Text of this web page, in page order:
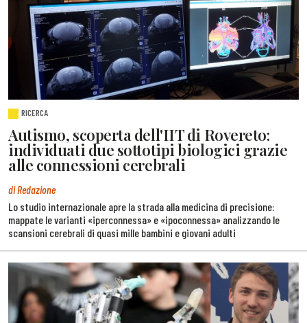
RICERCA
Autismo, scoperta dell'IIT di Rovereto:
individuati due sottotipi biologici grazie
alle connessioni cerebrali
di Redazione
Lo studio internazionale apre la strada alla medicina di precisione:
mappate le varianti «iperconnessa» e «ipoconnessa» analizzando le
scansioni cerebrali di quasi mille bambini e giovani adulti